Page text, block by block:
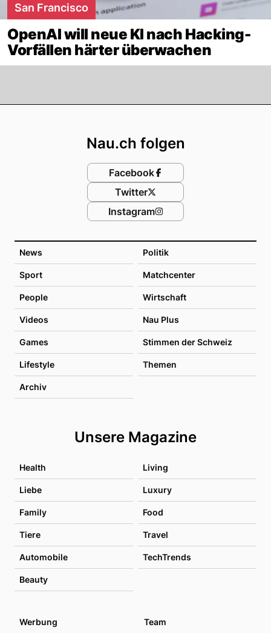
San Francisco
OpenAI will neue KI nach Hacking-
Vorfällen härter überwachen
News Politik
Sport Matchcenter
People Wirtschaft
Videos Nau Plus
Games Stimmen der Schweiz
Lifestyle Themen
Archiv
Unsere Magazine
Health Living
Liebe Luxury
Family Food
Tiere Travel
Automobile TechTrends
Beauty
Nau.ch folgen
Facebook
Twitter
Instagram
Werbung Team